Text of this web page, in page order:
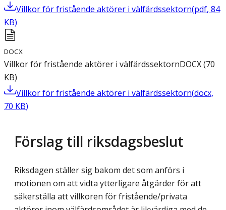
Villkor för fristående aktörer i välfärdssektorn(pdf, 84
KB)
DOCX
Villkor för fristående aktörer i välfärdssektornDOCX(70
KB)
Villkor för fristående aktörer i välfärdssektorn(docx,
70 KB)
Förslag till riksdagsbeslut
Riksdagen ställer sig bakom det som anförs i
motionen om att vidta ytterligare åtgärder för att
säkerställa att villkoren för fristående/privata